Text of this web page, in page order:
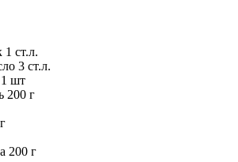
ст.л.
3 ст.л.
шт
200 г
200 г